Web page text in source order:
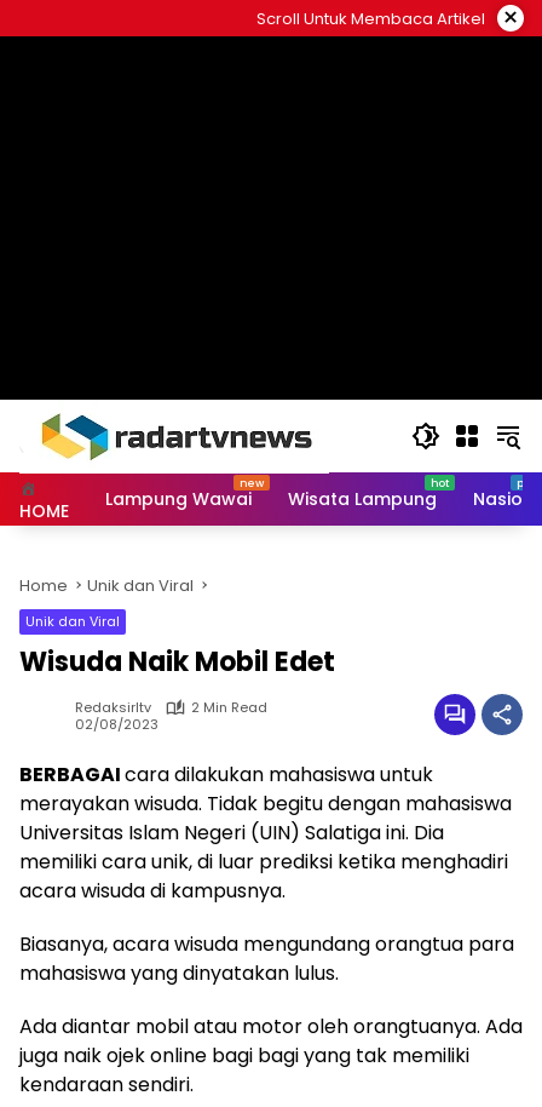
to
Scroll Untuk Membaca Artikel ×
HOME Lampung Wawai Wisata Lampung
Home Unik dan Viral
Unik dan Viral
Wisuda Naik Mobil Edet
Redaksirltv
2 Min Read
02/08/2023
BERBAGAIcara dilakukan mahasiswa untuk
merayakan wisuda. Tidak begitu dengan mahasiswa
Universitas Islam Negeri (UIN) Salatiga ini. Dia
memiliki cara unik, di luar prediksi ketika menghadiri
acara wisuda di kampusnya.
Biasanya, acara wisuda mengundang orangtua para
mahasiswa yang dinyatakan lulus.
Ada diantar mobil atau motor oleh orangtuanya. Ada
juga naik ojek online bagi bagi yang tak memiliki
kendaraan sendiri.